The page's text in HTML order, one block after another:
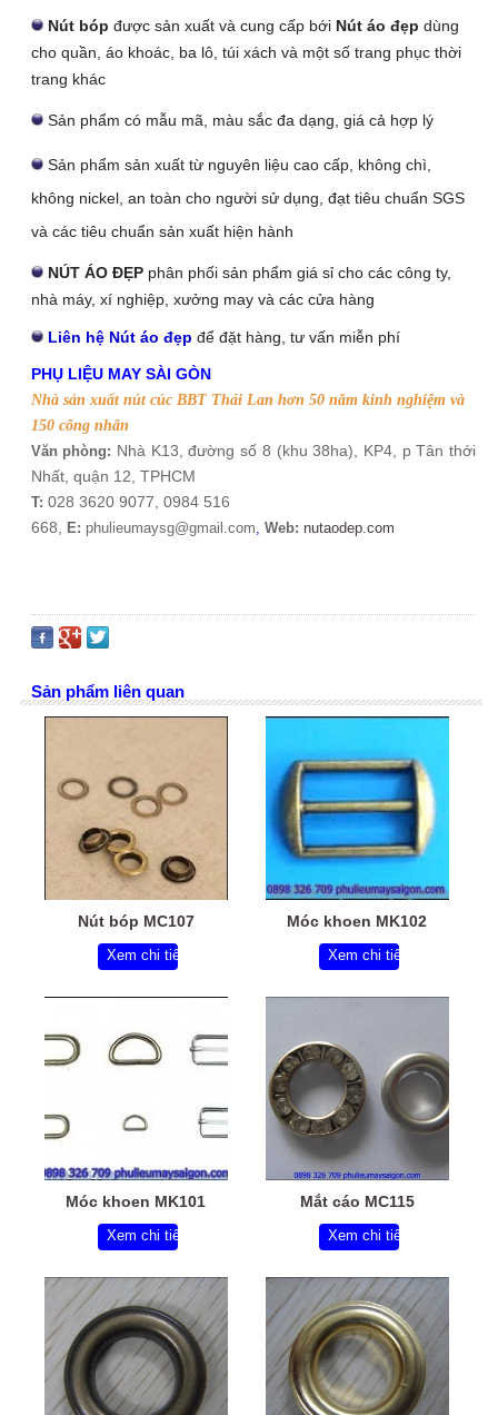
Nút bóp được sản xuất và cung cấp bới Nút áo đẹp dùng
cho quần, áo khoác, ba lô, túi xách và một số trang phục thời
trang khác
Sản phẩm có mẫu mã, màu sắc đa dạng, giá cả hợp lý
Sản phẩm sản xuất từ nguyên liệu cao cấp, không chì,
không nickel, an toàn cho người sử dụng, đạt tiêu chuẩn SGS
và các tiêu chuẩn sản xuất hiện hành
NÚT ÁO ĐẸPphân phối sản phẩm giá sỉ cho các công ty,
nhà máy, xí nghiệp, xưởng may và các cửa hàng
Liên hệ Nút áo đẹp để đặt hàng, tư vấn miễn phí
PHỤ LIỆU MAY SÀI GÒN
Nhà sản xuất nút cúc BBT Thái Lan hơn 50 năm kinh nghiệm và
150 công nhân
Văn phòng: Nhà K13, đường số 8 (khu 38ha), KP4, p Tân thới
Nhất, quận 12, TPHCM
T: 028 3620 9077, 0984 516
668, E: phulieumaysg@gmail.com, Web: nutaodep.com
Sản phẩm liên quan
Nút bóp MC107
Xem chi tiết
Móc khoen MK102
Xem chi tiết
Móc khoen MK101
Xem chi tiết
Mắt cáo MC115
Xem chi tiết